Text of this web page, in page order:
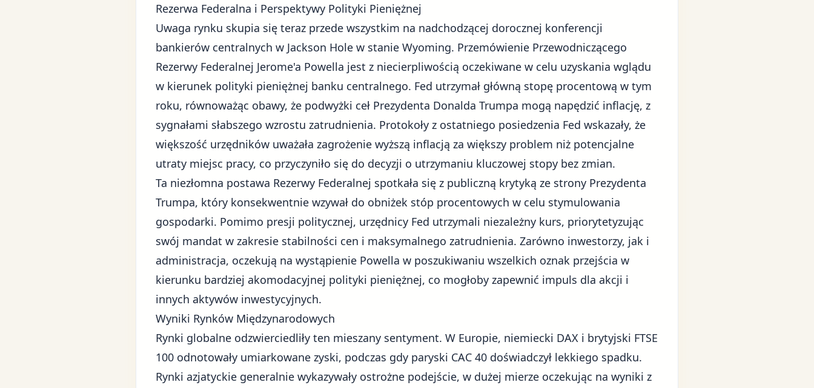
Rezerwa Federalna i Perspektywy Polityki Pieniężnej
Uwaga rynku skupia się teraz przede wszystkim na nadchodzącej dorocznej konferencji
bankierów centralnych w Jackson Hole w stanie Wyoming. Przemówienie Przewodniczącego
Rezerwy Federalnej Jerome'a Powella jest z niecierpliwością oczekiwane w celu uzyskania wglądu
w kierunek polityki pieniężnej banku centralnego. Fed utrzymał główną stopę procentową w tym
roku, równoważąc obawy, że podwyżki ceł Prezydenta Donalda Trumpa mogą napędzić inflację, z
sygnałami słabszego wzrostu zatrudnienia. Protokoły z ostatniego posiedzenia Fed wskazały, że
większość urzędników uważała zagrożenie wyższą inflacją za większy problem niż potencjalne
utraty miejsc pracy, co przyczyniło się do decyzji o utrzymaniu kluczowej stopy bez zmian.
Ta niezłomna postawa Rezerwy Federalnej spotkała się z publiczną krytyką ze strony Prezydenta
Trumpa, który konsekwentnie wzywał do obniżek stóp procentowych w celu stymulowania
gospodarki. Pomimo presji politycznej, urzędnicy Fed utrzymali niezależny kurs, priorytetyzując
swój mandat w zakresie stabilności cen i maksymalnego zatrudnienia. Zarówno inwestorzy, jak i
administracja, oczekują na wystąpienie Powella w poszukiwaniu wszelkich oznak przejścia w
kierunku bardziej akomodacyjnej polityki pieniężnej, co mogłoby zapewnić impuls dla akcji i
innych aktywów inwestycyjnych.
Wyniki Rynków Międzynarodowych
Rynki globalne odzwierciedliły ten mieszany sentyment. W Europie, niemiecki DAX i brytyjski FTSE
100 odnotowały umiarkowane zyski, podczas gdy paryski CAC 40 doświadczył lekkiego spadku.
Rynki azjatyckie generalnie wykazywały ostrożne podejście, w dużej mierze oczekując na wyniki z